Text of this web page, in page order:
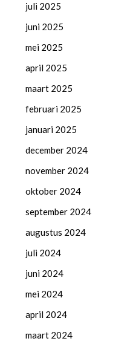
juli 2025
juni 2025
mei 2025
april 2025
maart 2025
februari 2025
januari 2025
december 2024
november 2024
oktober 2024
september 2024
augustus 2024
juli 2024
juni 2024
mei 2024
april 2024
maart 2024